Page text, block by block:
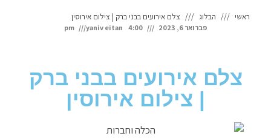
ראשי הבלוג צלם אירועים בבני ברק | צילום אירוסין
פברואר 6, 2023 4:00 pm
yaniv eitan
צלם אירועים בבני ברק
| צילום אירוסין